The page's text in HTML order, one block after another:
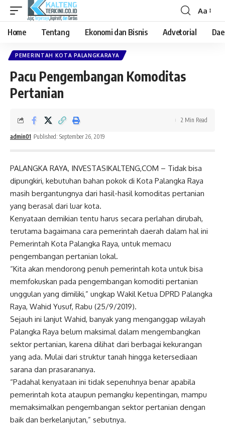
Font
Resizer
Aa
Home Tentang Ekonomi dan Bisnis Advetorial
PEMERINTAH KOTA PALANGKARAYA
Pacu Pengembangan Komoditas
Pertanian
admin01 Published: September 26, 2019
2 Min Read
PALANGKA RAYA, INVESTASIKALTENG,COM – Tidak bisa
dipungkiri, kebutuhan bahan pokok di Kota Palangka Raya
masih bergantungnya dari hasil-hasil komoditas pertanian
yang berasal dari luar kota.
Kenyataan demikian tentu harus secara perlahan dirubah,
terutama bagaimana cara pemerintah daerah dalam hal ini
Pemerintah Kota Palangka Raya, untuk memacu
pengembangan pertanian lokal.
“Kita akan mendorong penuh pemerintah kota untuk bisa
memfokuskan pada pengembangan komoditi pertanian
unggulan yang dimiliki,” ungkap Wakil Ketua DPRD Palangka
Raya, Wahid Yusuf, Rabu (25/9/2019).
Sejauh ini lanjut Wahid, banyak yang menganggap wilayah
Palangka Raya belum maksimal dalam mengembangkan
sektor pertanian, karena dilihat dari berbagai kekurangan
yang ada. Mulai dari struktur tanah hingga ketersediaan
sarana dan prasarananya.
“Padahal kenyataan ini tidak sepenuhnya benar apabila
pemerintah kota ataupun pemangku kepentingan, mampu
memaksimalkan pengembangan sektor pertanian dengan
baik dan berkelanjutan,” sebutnya.